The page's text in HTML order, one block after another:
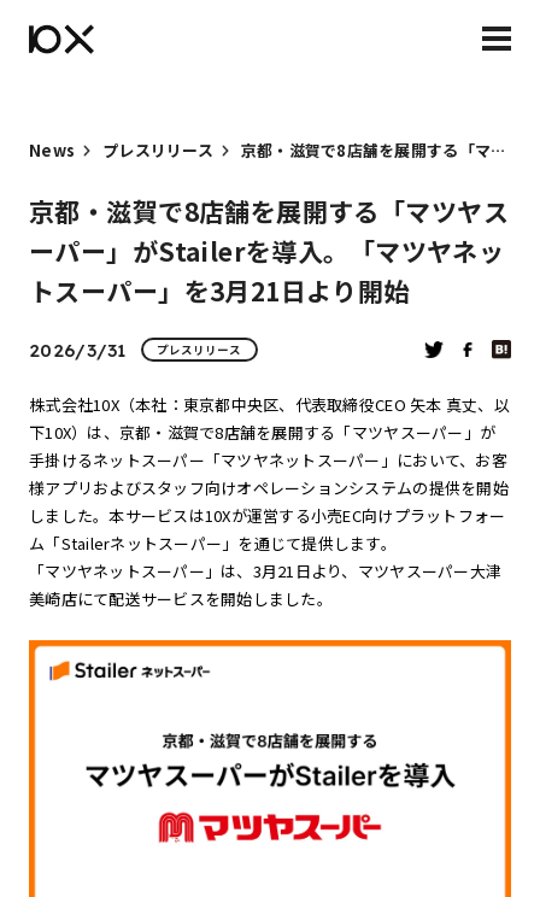
News プレスリリース 京都・滋賀で8店舗を展開する「マツヤスーパー」がStailerを導入。「マツヤネットスーパー」を3月21日より開始
京都・滋賀で8店舗を展開する「マツヤス
ーパー」がStailerを導入。「マツヤネッ
トスーパー」を3月21日より開始
2026/3/31 プレスリリース
株式会社10X（本社：東京都中央区、代表取締役CEO 矢本 真丈、以
下10X）は、京都・滋賀で8店舗を展開する「マツヤスーパー」が
手掛けるネットスーパー「マツヤネットスーパー」において、お客
様アプリおよびスタッフ向けオペレーションシステムの提供を開始
しました。本サービスは10Xが運営する小売EC向けプラットフォー
ム「Stailerネットスーパー」を通じて提供します。
「マツヤネットスーパー」は、3月21日より、マツヤスーパー大津
美崎店にて配送サービスを開始しました。